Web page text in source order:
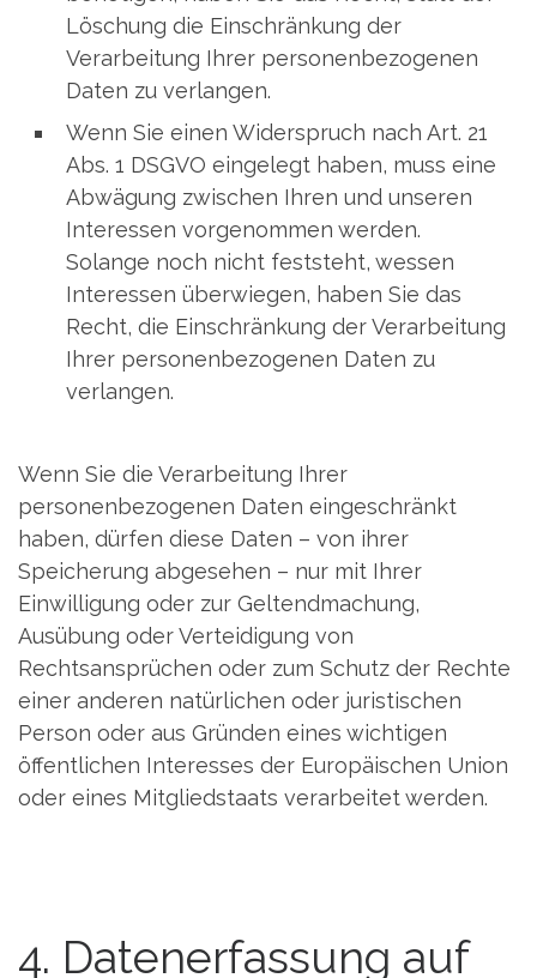
Löschung die Einschränkung der
Verarbeitung Ihrer personenbezogenen
Daten zu verlangen.
Wenn Sie einen Widerspruch nach Art. 21
Abs. 1 DSGVO eingelegt haben, muss eine
Abwägung zwischen Ihren und unseren
Interessen vorgenommen werden.
Solange noch nicht feststeht, wessen
Interessen überwiegen, haben Sie das
Recht, die Einschränkung der Verarbeitung
Ihrer personenbezogenen Daten zu
verlangen.
Wenn Sie die Verarbeitung Ihrer
personenbezogenen Daten eingeschränkt
haben, dürfen diese Daten – von ihrer
Speicherung abgesehen – nur mit Ihrer
Einwilligung oder zur Geltendmachung,
Ausübung oder Verteidigung von
Rechtsansprüchen oder zum Schutz der Rechte
einer anderen natürlichen oder juristischen
Person oder aus Gründen eines wichtigen
öffentlichen Interesses der Europäischen Union
oder eines Mitgliedstaats verarbeitet werden.
4. Datenerfassung auf